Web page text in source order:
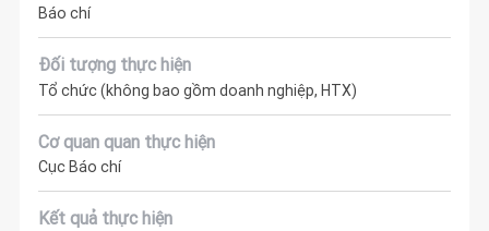
Báo chí
Đối tượng thực hiện
Tổ chức (không bao gồm doanh nghiệp, HTX)
Cơ quan quan thực hiện
Cục Báo chí
Kết quả thực hiện